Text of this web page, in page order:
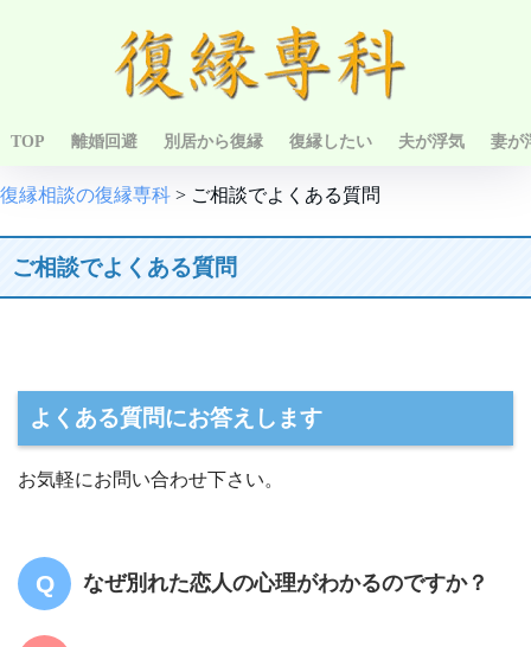
TOP 離婚回避 別居から復縁 復縁したい 夫が浮気 妻が
復縁相談の復縁専科 > ご相談でよくある質問
ご相談でよくある質問
よくある質問にお答えします
お気軽にお問い合わせ下さい。
なぜ別れた恋人の心理がわかるのですか？